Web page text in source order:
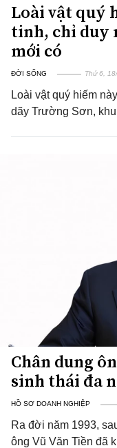
Loài vật quý
tinh, chỉ duy
mới có
ĐỜI SỐNG Thứ 6,
Loài vật quý hiếm
dãy Trường Sơn,
Chân dung
sinh thái đa
HỒ SƠ DOANH NGHIỆP
Ra đời năm 1993,
ông Vũ Văn Tiền đã